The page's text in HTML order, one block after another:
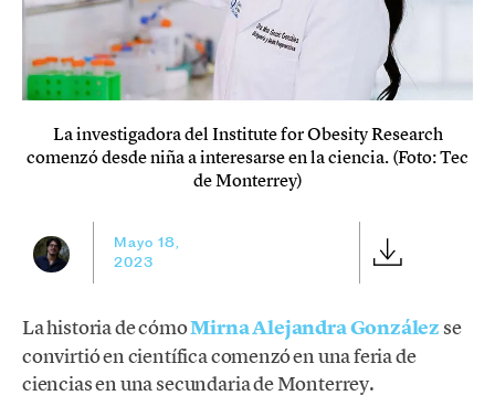
La investigadora del Institute for Obesity Research
comenzó desde niña a interesarse en la ciencia. (Foto: Tec
de Monterrey)
Mayo 18,
2023
La historia de cómoMirna Alejandra Gonzálezse
convirtió en científica comenzó en una feria de
ciencias en una secundaria de Monterrey.